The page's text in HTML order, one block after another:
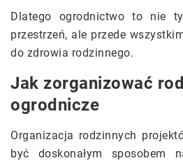
Dlatego ogrodnictwo to nie
przestrzeń, ale przede
do zdrowia rodzinnego.
Jak zorganizować
ogrodnicze
Organizacja rodzinnych
być doskonałym sposobem